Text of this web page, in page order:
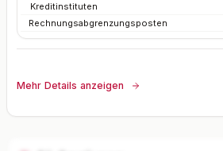
Kreditinstituten
Rechnungsabgrenzungsposten
Mehr Details anzeigen